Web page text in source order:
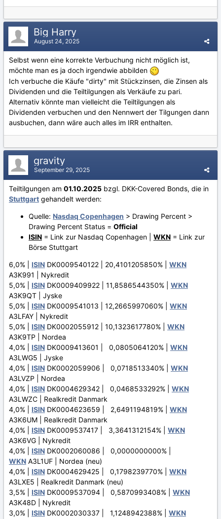
Big Harry
August 24, 2025
Selbst wenn eine korrekte Verbuchung nicht möglich ist,
möchte man es ja doch irgendwie abbilden
Ich verbuche die Käufe "dirty" mit Stückzinsen, die Zinsen als
Dividenden und die Teiltilgungen als Verkäufe zu pari.
Alternativ könnte man vielleicht die Teiltilgungen als
Dividenden verbuchen und den Nennwert der Tilgungen dann
ausbuchen, dann wäre auch alles im IRR enthalten.
gravity
September 29, 2025
Teiltilgungen am 01.10.2025 bzgl. DKK-Covered Bonds, die in
Stuttgart gehandelt werden:
Quelle: Nasdaq Copenhagen > Drawing Percent >
Drawing Percent Status = Official
ISIN = Link zur Nasdaq Copenhagen | WKN = Link zur
Börse Stuttgart
6,0% | ISIN DK0009540122 | 20,4101205850% | WKN
A3K991 | Nykredit
5,0% | ISIN DK0009409922 | 11,8586544350% | WKN
A3K9QT | Jyske
5,0% | ISIN DK0009541013 | 12,2665997060% | WKN
A3LFAY | Nykredit
5,0% | ISIN DK0002055912 | 10,1323617780% | WKN
A3K9TP | Nordea
4,0% | ISIN DK0009413601 | 0,0805064120% | WKN
A3LWG5 | Jyske
4,0% | ISIN DK0002059906 | 0,0718513340% | WKN
A3LVZP | Nordea
4,0% | ISIN DK0004629342 | 0,0468533292% | WKN
A3LWZC | Realkredit Danmark
4,0% | ISIN DK0004623659 | 2,6491194819% | WKN
A3K6UM | Realkredit Danmark
4,0% | ISIN DK0009537417 | 3,3641312154% | WKN
A3K6VG | Nykredit
4,0% | ISIN DK0002060086 | 0,0000000000% |
WKN A3L1UF | Nordea (neu)
4,0% | ISIN DK0004629425 | 0,1798239770% | WKN
A3LXE5 | Realkredit Danmark (neu)
3,5% | ISIN DK0009537094 | 0,5870993408% | WKN
A3K48D | Nykredit
3,0% | ISIN DK0002030337 | 1,1248942388% | WKN